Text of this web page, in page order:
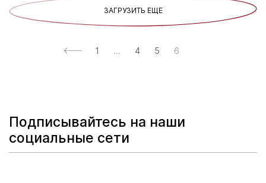
ЗАГРУЗИТЬ ЕЩЕ
1 ... 4 5 6
Подписывайтесь на наши
социальные сети